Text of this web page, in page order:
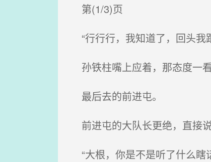
第(1/3)页
“行行行，我知道了，回头我
孙铁柱嘴上应着，那态度一看
最后去的前进屯。
前进屯的大队长更绝，直接
“大根，你是不是听了什么瞎